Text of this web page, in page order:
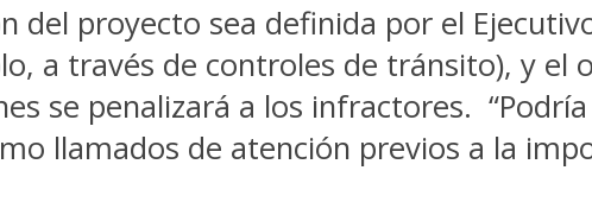
del proyecto sea definida por el
a través de controles de tránsito), y el
se penalizará a los infractores.
llamados de atención previos a la